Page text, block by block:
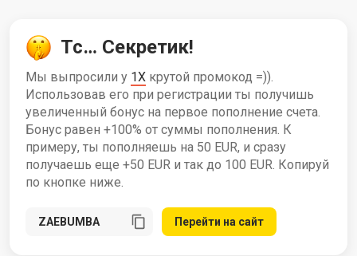
Тс… Секретик!
Мы выпросили у 1X крутой промокод =)).
Использовав его при регистрации ты получишь
увеличенный бонус на первое пополнение счета.
Бонус равен +100% от суммы пополнения. К
примеру, ты пополняешь на 50 EUR, и сразу
получаешь еще +50 EUR и так до 100 EUR. Копируй
по кнопке ниже.
Перейти на сайт